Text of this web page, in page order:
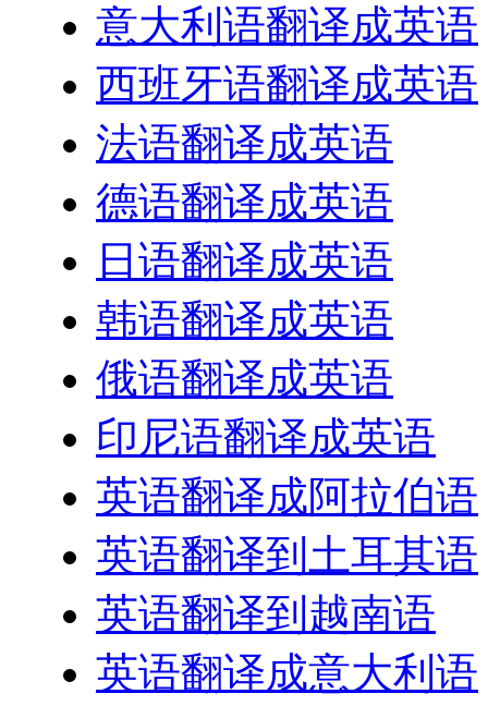
意大利语翻译成英语
西班牙语翻译成英语
法语翻译成英语
德语翻译成英语
日语翻译成英语
韩语翻译成英语
俄语翻译成英语
印尼语翻译成英语
英语翻译成阿拉伯语
英语翻译到土耳其语
英语翻译到越南语
英语翻译成意大利语